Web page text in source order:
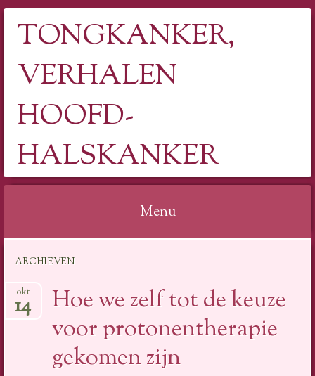
TONGKANKER,
VERHALEN
HOOFD-
HALSKANKER
Menu
inhoud
ARCHIEVEN
Hoe we zelf tot de keuze
voor protonentherapie
gekomen zijn
okt
14